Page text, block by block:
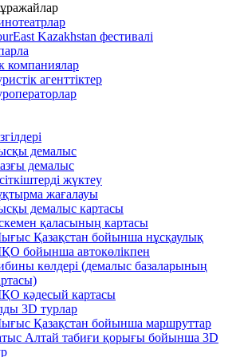
Kazakhstan фестивалі
компаниялар
агенттіктер
демалыс
демалыс
жүктеу
жағалауы
демалыс картасы
қаласының картасы
Қазақстан бойынша нұсқаулық
бойынша автокөлікпен
көлдері (демалыс базаларының
кәдесый картасы
3D турлар
Қазақстан бойынша маршруттар
Алтай табиғи қорығы бойынша 3D